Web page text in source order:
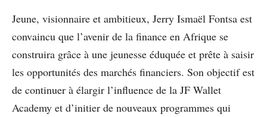
Jeune, visionnaire et ambitieux, Jerry Ismaël Fontsa est
convaincu que l’avenir de la finance en Afrique se
construira grâce à une jeunesse éduquée et prête à saisir
les opportunités des marchés financiers. Son objectif est
de continuer à élargir l’influence de la JF Wallet
Academy et d’initier de nouveaux programmes qui